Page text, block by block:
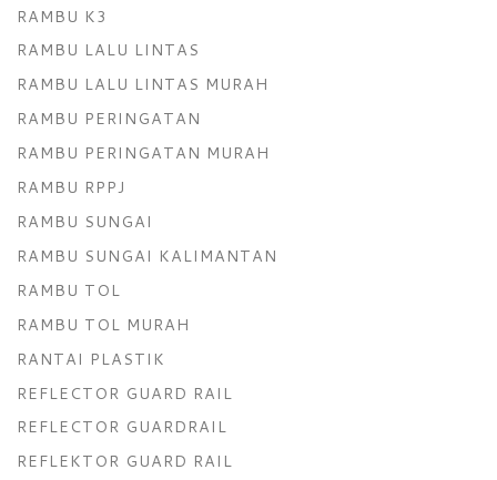
RAMBU K3
RAMBU LALU LINTAS
RAMBU LALU LINTAS MURAH
RAMBU PERINGATAN
RAMBU PERINGATAN MURAH
RAMBU RPPJ
RAMBU SUNGAI
RAMBU SUNGAI KALIMANTAN
RAMBU TOL
RAMBU TOL MURAH
RANTAI PLASTIK
REFLECTOR GUARD RAIL
REFLECTOR GUARDRAIL
REFLEKTOR GUARD RAIL